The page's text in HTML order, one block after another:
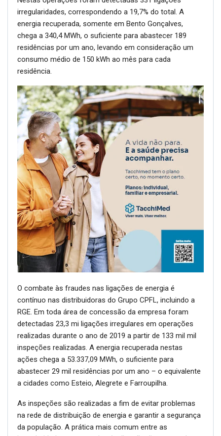
irregularidades, correspondendo a 19,7% do total. A
energia recuperada, somente em Bento Gonçalves,
chega a 340,4 MWh, o suficiente para abastecer 189
residências por um ano, levando em consideração um
consumo médio de 150 kWh ao mês para cada
residência.
O combate às fraudes nas ligações de energia é
contínuo nas distribuidoras do Grupo CPFL, incluindo a
RGE. Em toda área de concessão da empresa foram
detectadas 23,3 mi ligações irregulares em operações
realizadas durante o ano de 2019 a partir de 133 mil mil
inspeções realizadas. A energia recuperada nestas
ações chega a 53.337,09 MWh, o suficiente para
abastecer 29 mil residências por um ano – o equivalente
a cidades como Esteio, Alegrete e Farroupilha.
As inspeções são realizadas a fim de evitar problemas
na rede de distribuição de energia e garantir a segurança
da população. A prática mais comum entre as